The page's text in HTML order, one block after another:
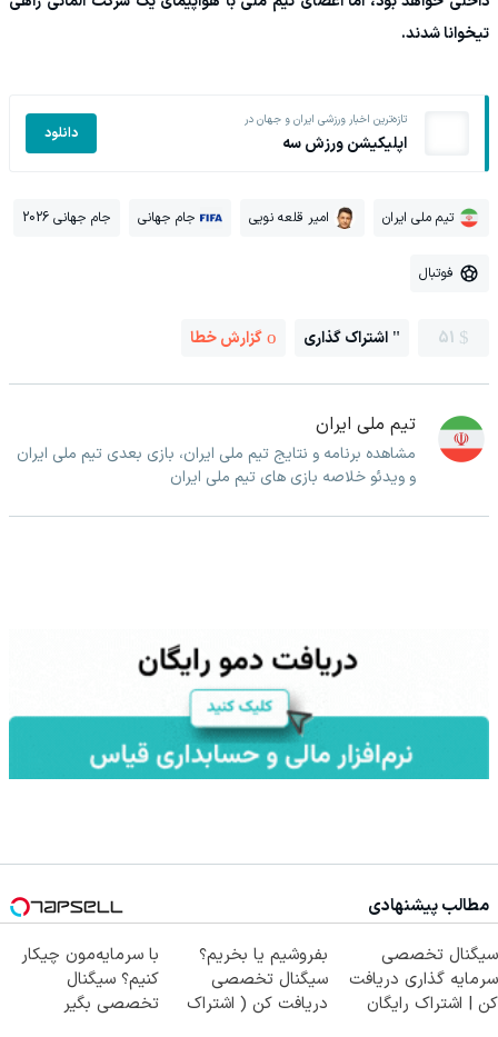
تیخوانا شدند.
تازه‌ترین اخبار ورزشی ایران و جهان در
اپلیکیشن ورزش سه دانلود
تیم ملی ایران امیر قلعه نویی جام جهانی جام جهانی 2026
فوتبال
51 اشتراک گذاری گزارش خطا
تیم ملی ایران
مشاهده برنامه و نتایج تیم ملی ایران، بازی بعدی تیم ملی ایران
و ویدئو خلاصه بازی های تیم ملی ایران
مطالب پیشنهادی
سیگنال تخصصی
سرمایه گذاری دریافت
کن | اشتراک رایگان
بفروشیم یا بخریم؟
سیگنال تخصصی
دریافت کن ( اشتراک
با سرمایه‌مون چیکار
کنیم؟ سیگنال
تخصصی بگیر